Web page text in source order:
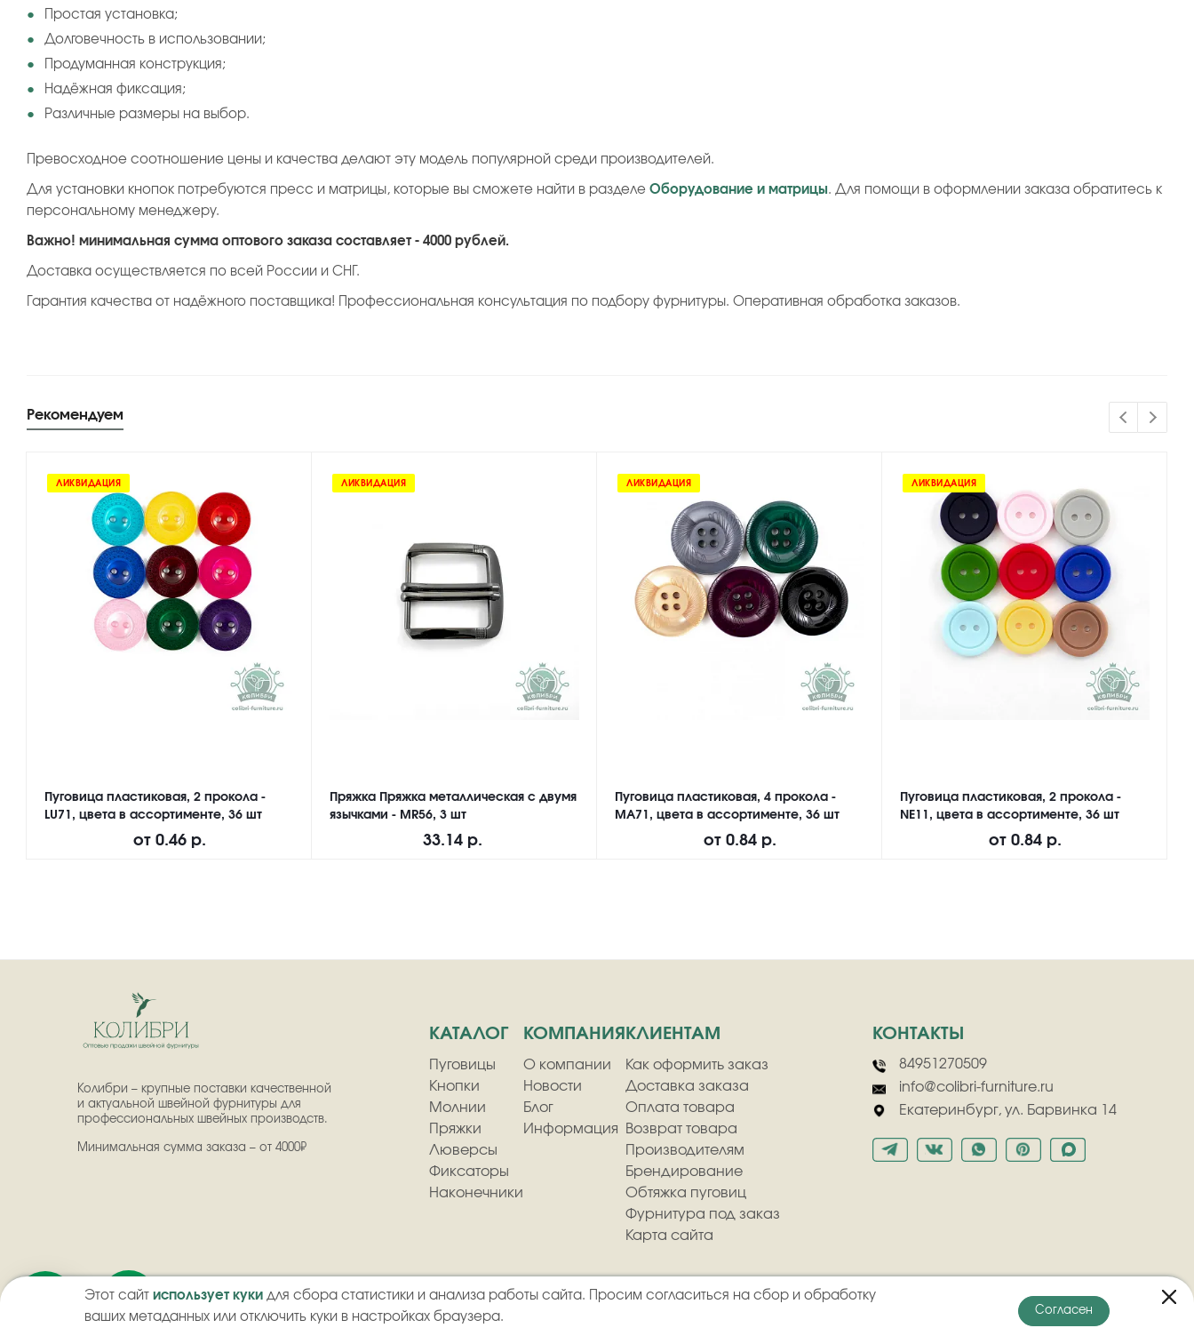
Этот сайт использует куки для сбора статистики и анализа работы сайта. Просим согласиться на сбор и обработку
ваших метаданных или отключить куки в настройках браузера.
Согласен
Простая установка;
Долговечность в использовании;
Продуманная конструкция;
Надёжная фиксация;
Различные размеры на выбор.
Превосходное соотношение цены и качества делают эту модель популярной среди производителей.
Для установки кнопок потребуются пресс и матрицы, которые вы сможете найти в разделе Оборудование и матрицы. Для помощи в оформлении заказа обратитесь к
персональному менеджеру.
Важно! минимальная сумма оптового заказа составляет - 4000 рублей.
Доставка осуществляется по всей России и СНГ.
Гарантия качества от надёжного поставщика! Профессиональная консультация по подбору фурнитуры. Оперативная обработка заказов.
Рекомендуем
ЛИКВИДАЦИЯ
Пуговица пластиковая, 2 прокола -
LU71, цвета в ассортименте, 36 шт
от 0.46 р.
ЛИКВИДАЦИЯ
Пряжка Пряжка металлическая с двумя
язычками - MR56, 3 шт
33.14 р.
ЛИКВИДАЦИЯ
Пуговица пластиковая, 4 прокола -
MA71, цвета в ассортименте, 36 шт
от 0.84 р.
ЛИКВИДАЦИЯ
Пуговица пластиковая, 2 прокола -
NE11, цвета в ассортименте, 36 шт
от 0.84 р.
Колибри – крупные поставки качественной
и актуальной швейной фурнитуры для
профессиональных швейных производств.
Минимальная сумма заказа – от 4000₽
КАТАЛОГ
Пуговицы
Кнопки
Молнии
Пряжки
Люверсы
Фиксаторы
Наконечники
КОМПАНИЯ
О компании
Новости
Блог
Информация
КЛИЕНТАМ
Как оформить заказ
Доставка заказа
Оплата товара
Возврат товара
Производителям
Брендирование
Обтяжка пуговиц
Фурнитура под заказ
Карта сайта
КОНТАКТЫ
84951270509
info@colibri-furniture.ru
Екатеринбург, ул. Барвинка 14
ООО "Колибри" - Оптовая продажа швейной фурнитуры Пользовательское соглашение